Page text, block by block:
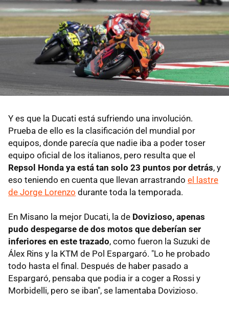
Y es que la Ducati está sufriendo una involución.
Prueba de ello es la clasificación del mundial por
equipos, donde parecía que nadie iba a poder toser
equipo oficial de los italianos, pero resulta que el
Repsol Honda ya está tan solo 23 puntos por detrás, y
eso teniendo en cuenta que llevan arrastrando el lastre
de Jorge Lorenzo durante toda la temporada.
En Misano la mejor Ducati, la de Dovizioso, apenas
pudo despegarse de dos motos que deberían ser
inferiores en este trazado, como fueron la Suzuki de
Álex Rins y la KTM de Pol Espargaró. "Lo he probado
todo hasta el final. Después de haber pasado a
Espargaró, pensaba que podia ir a coger a Rossi y
Morbidelli, pero se iban", se lamentaba Dovizioso.